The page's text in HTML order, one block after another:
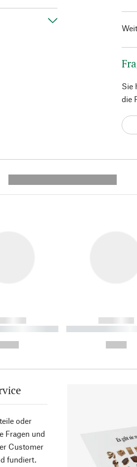
Sie
die
----------
------------
----------- -----------
oder
Fragen und
Customer
fundiert.